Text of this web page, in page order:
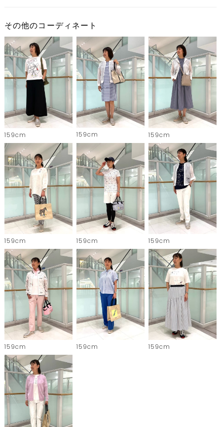
その他のコーディネート
159cm 159cm 159cm
159cm 159cm 159cm
159cm 159cm 159cm